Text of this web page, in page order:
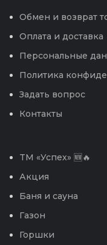
Обмен и возврат
Оплата и доставка
Персональные
Политика
Задать вопрос
Контакты
TM «Успех» 🆕🔥
Акция
Баня и сауна
Газон
Горшки